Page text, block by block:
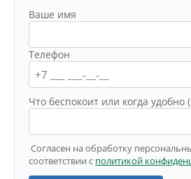
Ваше имя
Телефон
Что беспокоит или когда удобно
Согласен на обработку
соответствии с политикой